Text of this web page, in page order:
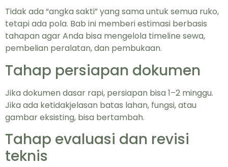
Tidak ada “angka sakti” yang sama untuk semua ruko,
tetapi ada pola. Bab ini memberi estimasi berbasis
tahapan agar Anda bisa mengelola timeline sewa,
pembelian peralatan, dan pembukaan.
Tahap persiapan dokumen
Jika dokumen dasar rapi, persiapan bisa 1–2 minggu.
Jika ada ketidakjelasan batas lahan, fungsi, atau
gambar eksisting, bisa bertambah.
Tahap evaluasi dan revisi
teknis